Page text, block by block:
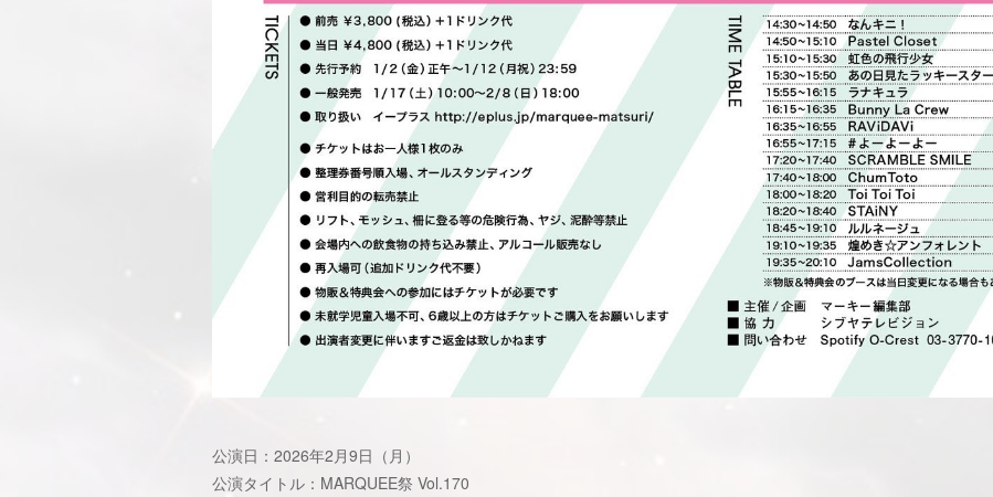
公演日：2026年2月9日（月）
公演タイトル：MARQUEE祭 Vol.170